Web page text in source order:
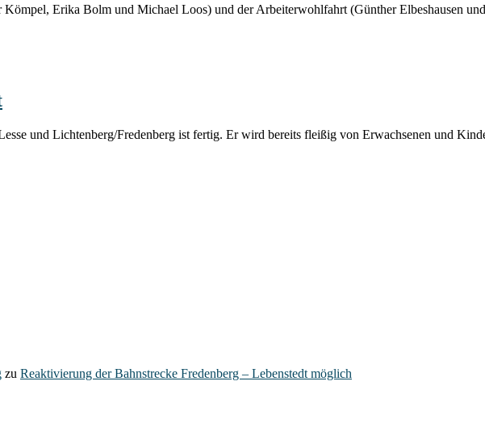
Kömpel, Erika Bolm und Michael Loos) und der Arbeiterwohlfahrt (Günther Elbeshausen
und Lichtenberg/Fredenberg ist fertig. Er wird bereits fleißig von Erwachsenen und
zu Reaktivierung der Bahnstrecke Fredenberg – Lebenstedt möglich